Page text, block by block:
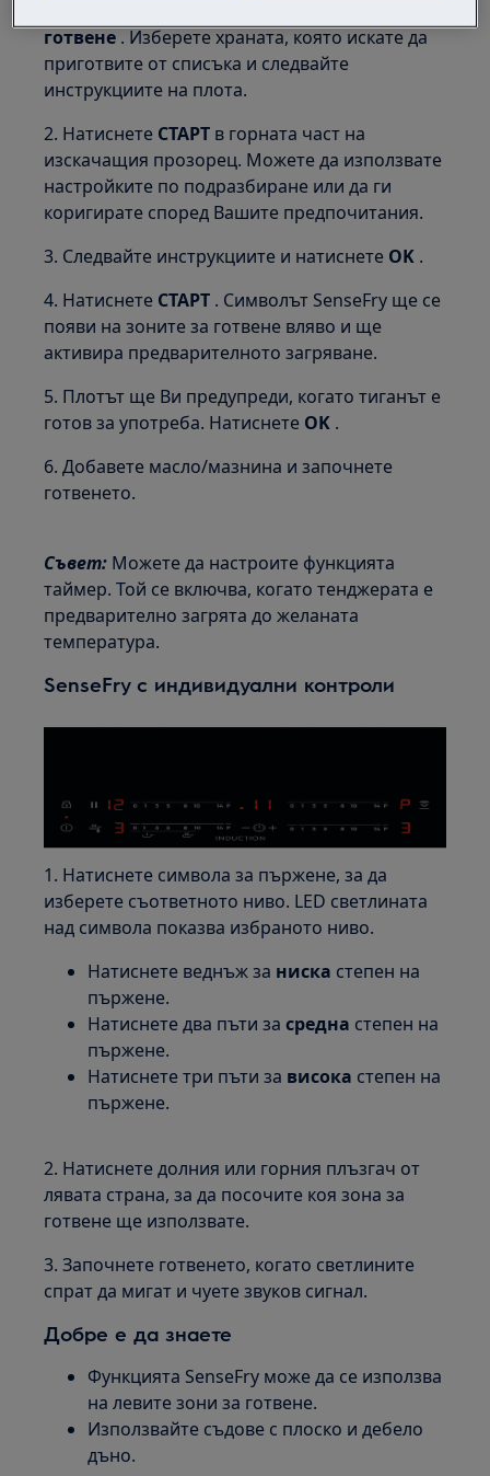
готвене . Изберете храната, която искате да
приготвите от списъка и следвайте
инструкциите на плота.
2. Натиснете СТАРТ в горната част на
изскачащия прозорец. Можете да използвате
настройките по подразбиране или да ги
коригирате според Вашите предпочитания.
3. Следвайте инструкциите и натиснете OK .
4. Натиснете СТАРТ . Символът SenseFry ще се
появи на зоните за готвене вляво и ще
активира предварителното загряване.
5. Плотът ще Ви предупреди, когато тиганът е
готов за употреба. Натиснете OK .
6. Добавете масло/мазнина и започнете
готвенето.
Съвет: Можете да настроите функцията
таймер. Той се включва, когато тенджерата е
предварително загрята до желаната
температура.
SenseFry с индивидуални контроли
1. Натиснете символа за пържене, за да
изберете съответното ниво. LED светлината
над символа показва избраното ниво.
Натиснете веднъж за ниска степен на
пържене.
Натиснете два пъти засредна степен на
пържене.
Натиснете три пъти за висока степен на
пържене.
2. Натиснете долния или горния плъзгач от
лявата страна, за да посочите коя зона за
готвене ще използвате.
3. Започнете готвенето, когато светлините
спрат да мигат и чуете звуков сигнал.
Добре е да знаете
Функцията SenseFry може да се използва
на левите зони за готвене.
Използвайте съдове с плоско и дебело
дъно.